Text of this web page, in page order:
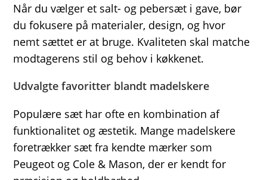
Når du vælger et salt- og pebersæt i gave, bør
du fokusere på materialer, design, og hvor
nemt sættet er at bruge. Kvaliteten skal matche
modtagerens stil og behov i køkkenet.
Udvalgte favoritter blandt madelskere
Populære sæt har ofte en kombination af
funktionalitet og æstetik. Mange madelskere
foretrækker sæt fra kendte mærker som
Peugeot og Cole & Mason, der er kendt for